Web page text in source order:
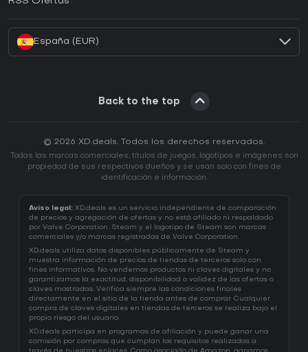
España (EUR)
Back to the top
© 2026 XD.deals. Todos los derechos reservados.
Todas las marcas comerciales, títulos de juegos, logotipos e imágenes son
propiedad de sus respectivos dueños y se usan solo con fines de
identificación e información.
Aviso legal: XD.deals es un servicio independiente de comparación
de precios y agregación de ofertas y no está afiliado ni respaldado
por Valve Corporation. Steam y el logotipo de Steam son marcas
comerciales y/o marcas registradas de Valve Corporation.
XD.deals utiliza datos disponibles públicamente de Steam y
muestra información de precios de tiendas de terceros solo con
fines informativos. No vendemos productos ni claves digitales y no
garantizamos la exactitud, disponibilidad o validez de las ofertas o
claves mostradas. Verifica siempre las condiciones finales
directamente en el sitio de la tienda antes de comprar. Cualquier
compra de claves digitales en tiendas de terceros se realiza bajo el
propio riesgo del usuario.
XD.deals participa en programas de afiliación y puede ganar una
comisión por compras que cumplan los requisitos realizadas a